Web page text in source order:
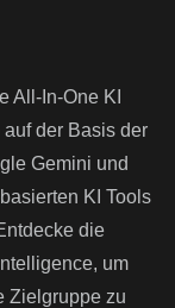
All-In-One KI
auf der Basis der
Gemini und
KI Tools
die
um
Zielgruppe zu